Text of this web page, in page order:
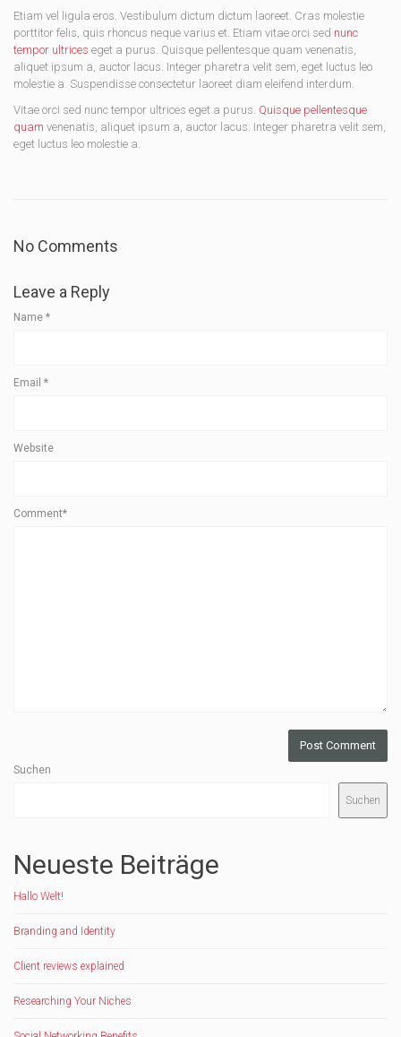
Etiam vel ligula eros. Vestibulum dictum dictum laoreet. Cras molestie
porttitor felis, quis rhoncus neque varius et. Etiam vitae orci sed nunc
tempor ultrices eget a purus. Quisque pellentesque quam venenatis,
aliquet ipsum a, auctor lacus. Integer pharetra velit sem, eget luctus leo
molestie a. Suspendisse consectetur laoreet diam eleifend interdum.
Vitae orci sed nunc tempor ultrices eget a purus. Quisque pellentesque
quam venenatis, aliquet ipsum a, auctor lacus. Integer pharetra velit sem,
eget luctus leo molestie a.
No Comments
Leave a Reply
Name *
Email *
Website
Comment*
Suchen
Suchen
Neueste Beiträge
Hallo Welt!
Branding and Identity
Client reviews explained
Researching Your Niches